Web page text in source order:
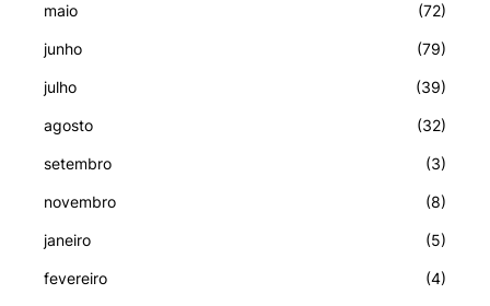
maio (72)
junho (79)
julho (39)
agosto (32)
setembro (3)
novembro (8)
janeiro (5)
fevereiro (4)